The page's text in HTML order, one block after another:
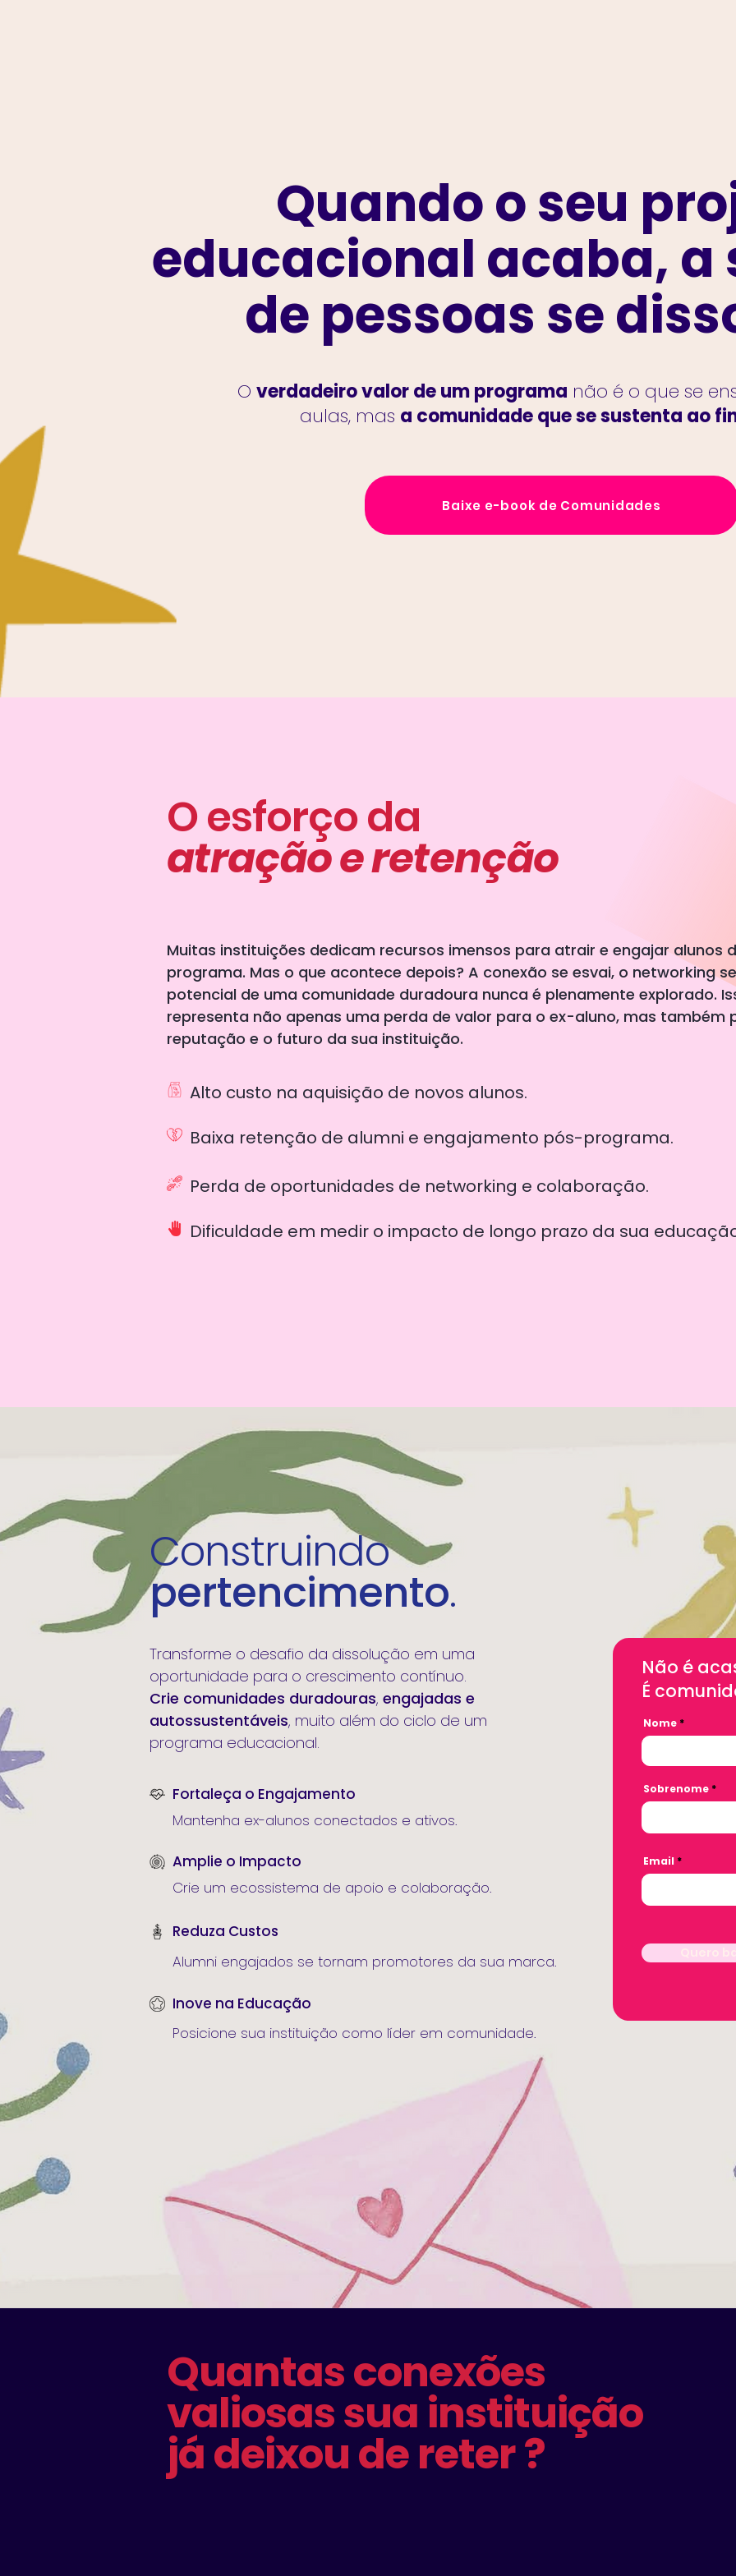
Quando o seu
educacional acaba, a
de pessoas se
O verdadeiro valor de um programa não é o que se
aulas, mas a comunidade que se sustenta ao
Baixe e-book de Comunidades
O esforço da
atração e retenção
Muitas instituições dedicam recursos imensos para atrair e engajar alunos
programa. Mas o que acontece depois? A conexão se esvai, o networking
potencial de uma comunidade duradoura nunca é plenamente explorado.
representa não apenas uma perda de valor para o ex-aluno, mas também
reputação e o futuro da sua instituição.
Alto custo na aquisição de novos alunos.
Baixa retenção de alumni e engajamento pós-programa.
Perda de oportunidades de networking e colaboração.
Dificuldade em medir o impacto de longo prazo da sua
Construindo
pertencimento.
Transforme o desafio da dissolução em uma
oportunidade para o crescimento contínuo.
Crie comunidades duradouras, engajadas e
autossustentáveis, muito além do ciclo de um
programa educacional.
Fortaleça o Engajamento
Mantenha ex-alunos conectados e ativos.​
Amplie o Impacto
Crie um ecossistema de apoio e colaboração.
Reduza Custos
Alumni engajados se tornam promotores da sua marca.
Inove na Educação
Não é
​É
Nome
Sobrenome
Email
Quero
Posicione sua instituição como líder em comunidade.
Quantas conexões
valiosas sua instituição
já deixou de reter ?